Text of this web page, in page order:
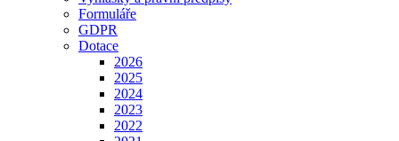
Formuláře
GDPR
Dotace
2026
2025
2024
2023
2022